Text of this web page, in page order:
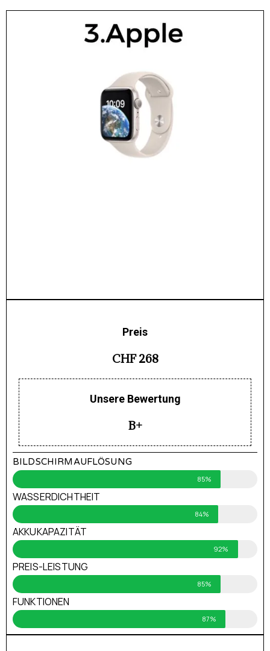
Preis
CHF 268
Unsere Bewertung
B+
BILDSCHIRMAUFLÖSUNG
85%
FUNKTIONEN
87%
WASSERDICHTHEIT
84%
AKKUKAPAZITÄT
92%
PREIS-LEISTUNG
85%